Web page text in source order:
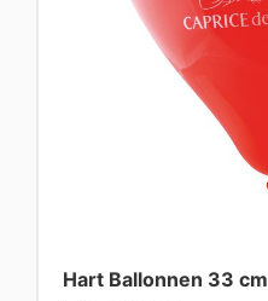
Hart Ballonnen 33 cm